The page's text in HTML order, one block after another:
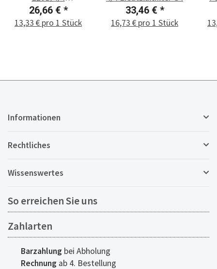
Ersatzluftfilter G4
26,66 € *
13,33 € pro 1 Stück
33,46 € *
16,73 € pro 1 Stück
Informationen
Rechtliches
Wissenswertes
So erreichen Sie uns
Zahlarten
Barzahlung bei Abholung
Rechnung ab 4. Bestellung